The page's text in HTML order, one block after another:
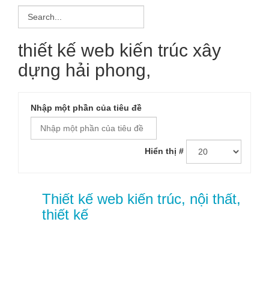
thiết kế web kiến trúc xây
dựng hải phong,
Nhập một phần của tiêu đề
Hiển thị #
Thiết kế web kiến trúc, nội thất,
thiết kế